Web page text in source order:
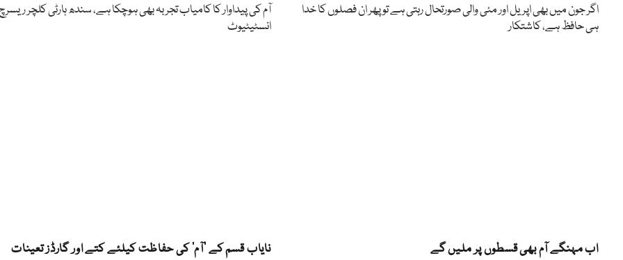
اگر جون میں بھی اپریل اور مئی والی صورتحال رہتی ہے تو پھر ان فصلوں کا خدا
ہی حافظ ہے، کاشتکار
آم کی پیداوار کا کامیاب تجربہ بھی ہوچکا ہے، سندھ ہارٹی کلچر
انسٹیٹیوٹ
اب مہنگے آم بھی قسطوں پر ملیں گے نایاب قسم کے ’آم‘ کی حفاظت کیلئے کتے اور گارڈز تعینات